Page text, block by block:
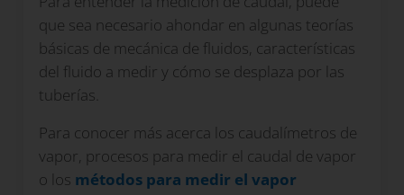
que sea necesario ahondar en algunas teorías
básicas de mecánica de fluidos, características
del fluido a medir y cómo se desplaza por las
tuberías.
Para conocer más acerca los caudalímetros de
vapor, procesos para medir el caudal de vapor
o los métodos para medir el vapor